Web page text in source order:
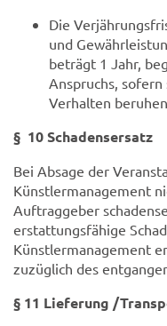
Die
und
beträgt 1 Jahr,
Anspruchs,
Verhalten beruhen.
§ 10 Schadensersatz
Bei Absage der
Künstlermanagement
Auftraggeber
erstattungsfähige
Künstlermanagement
zuzüglich des
§ 11 Lieferung /